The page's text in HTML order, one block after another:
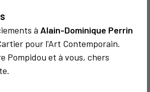
à Alain-Dominique Perrin
pour l'Art Contemporain.
Pompidou et à vous, chers